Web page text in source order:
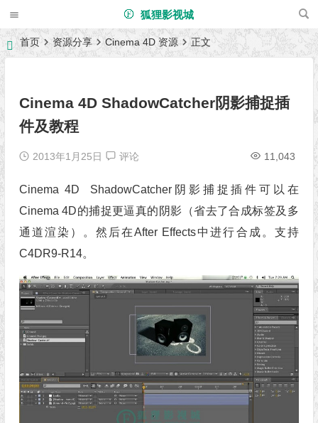
狐狸影视城
首页 资源分享 Cinema 4D 资源 正文
Cinema 4D ShadowCatcher阴影捕捉插
件及教程
2013年1月25日 评论 11,043
Cinema 4D ShadowCatcher阴影捕捉插件可以在
Cinema 4D的捕捉更逼真的阴影（省去了合成标签及多
通道渲染）。然后在After Effects中进行合成。支持
C4DR9-R14。